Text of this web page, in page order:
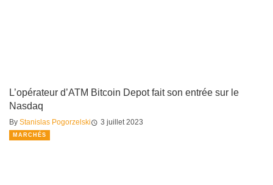
L’opérateur d’ATM Bitcoin Depot fait son entrée sur le
Nasdaq
By Stanislas Pogorzelski 3 juillet 2023
MARCHÉS